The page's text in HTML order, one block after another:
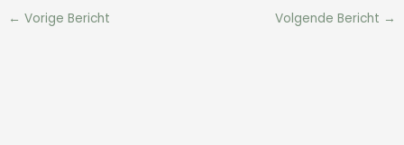
← Vorige Bericht Volgende Bericht →